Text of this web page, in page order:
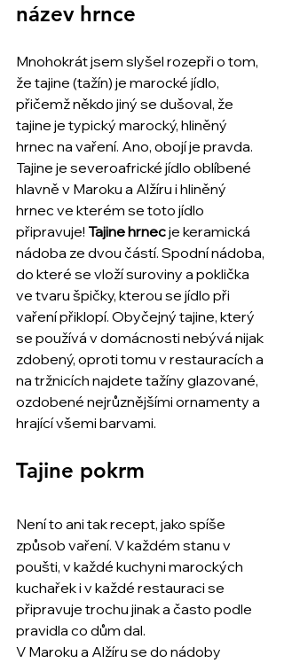
název hrnce
Mnohokrát jsem slyšel rozepři o tom,
že tajine (tažín) je marocké jídlo,
přičemž někdo jiný se dušoval, že
tajine je typický marocký, hliněný
hrnec na vaření. Ano, obojí je pravda.
Tajine je severoafrické jídlo oblíbené
hlavně v Maroku a Alžíru i hliněný
hrnec ve kterém se toto jídlo
připravuje! Tajine hrnec je keramická
nádoba ze dvou částí. Spodní nádoba,
do které se vloží suroviny a poklička
ve tvaru špičky, kterou se jídlo při
vaření přiklopí. Obyčejný tajine, který
se používá v domácnosti nebývá nijak
zdobený, oproti tomu v restauracích a
na tržnicích najdete tažíny glazované,
ozdobené nejrůznějšími ornamenty a
hrající všemi barvami.
Tajine pokrm
Není to ani tak recept, jako spíše
způsob vaření. V každém stanu v
poušti, v každé kuchyni marockých
kuchařek i v každé restauraci se
připravuje trochu jinak a často podle
pravidla co dům dal.
V Maroku a Alžíru se do nádoby